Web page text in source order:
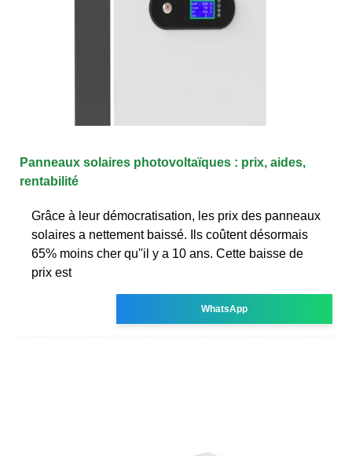
Panneaux solaires photovoltaïques : prix, aides,
rentabilité
Grâce à leur démocratisation, les prix des panneaux
solaires a nettement baissé. Ils coûtent désormais
65% moins cher qu''il y a 10 ans. Cette baisse de
prix est
WhatsApp